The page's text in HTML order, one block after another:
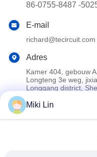
86-0755-8487 -
E-mail
richard@tecircuit.com
Adres
Kamer 404, gebouw
Longteng 3e weg,
Longgang district,
China Goed Kwaliteit
Miki Lin